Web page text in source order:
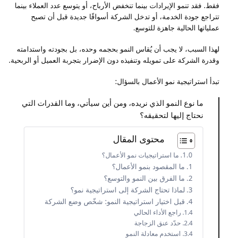
فقط. فقد تنمو الإيرادات بينما تنخفض الأرباح، أو يتوسع عدد العملاء بينما
تتراجع جودة الخدمة، أو تدخل الشركة أسواقًا جديدة قبل أن تصبح
عملياتها الحالية جاهزة للتوسع.
لهذا السبب، لا يجب أن يُقاس النمو بحجمه وحده، بل بجودته واستدامته
وقدرة الشركة على تمويله وتنفيذه دون الإضرار بتجربة العميل أو الربحية.
تبدأ استراتيجية نمو الأعمال بالسؤال:
ما نوع النمو الذي نريده، ومن أين سيأتي، وما القدرات التي
نحتاج إليها لتحقيقه؟
محتوى المقال
ما استراتيجيات نمو الأعمال؟
ما المقصود بنمو الأعمال؟
ما الفرق بين النمو والتوسع؟
لماذا تحتاج الشركة إلى استراتيجية نمو؟
قبل اختيار استراتيجية النمو: شخّص وضع الشركة
راجع الأداء الحالي
حدّد عنق الزجاجة
استخدم معادلة النمو